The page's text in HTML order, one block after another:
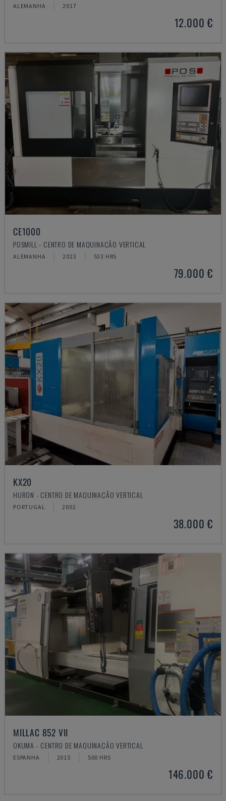
ALEMANHA 2017
12.000 €
CE1000
POSMILL - CENTRO DE MAQUINAÇÃO VERTICAL
ALEMANHA 2023 533 HRS
79.000 €
KX20
HURON - CENTRO DE MAQUINAÇÃO VERTICAL
PORTUGAL 2002
38.000 €
MILLAC 852 VII
OKUMA - CENTRO DE MAQUINAÇÃO VERTICAL
ESPANHA 2015 500 HRS
146.000 €